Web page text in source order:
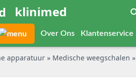
klinimed
Over Ons Klantenservice
apparatuur » Medische weegschalen »